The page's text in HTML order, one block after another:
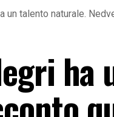
un talento naturale.